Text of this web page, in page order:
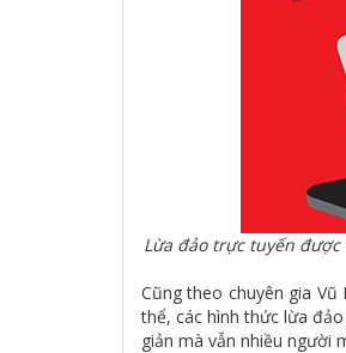
Lừa đảo trực tuyến
Cũng theo chuyên gia
thể, các hình thức lừa
giản mà vẫn nhiều người